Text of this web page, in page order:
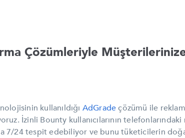
Çözümleriyle
kullanıldığı AdGradeçözümü ile
İzinli Bounty kullanıcılarının
7/24 tespit edebiliyor ve bunu tüketicilerin